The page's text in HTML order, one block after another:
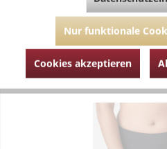
Nur funktionale
Cookies akzeptieren